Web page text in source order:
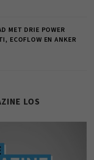
MET DRIE POWER
ECOFLOW EN ANKER
LOS